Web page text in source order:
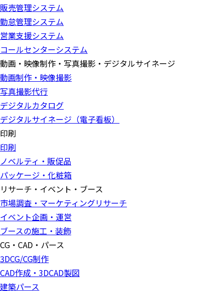
販売管理システム
勤怠管理システム
営業支援システム
コールセンターシステム
動画・映像制作・写真撮影・デジタルサイネージ
動画制作・映像撮影
写真撮影代行
デジタルカタログ
デジタルサイネージ（電子看板）
印刷
印刷
ノベルティ・販促品
パッケージ・化粧箱
リサーチ・イベント・ブース
市場調査・マーケティングリサーチ
イベント企画・運営
ブースの施工・装飾
CG・CAD・パース
3DCG/CG制作
CAD作成・3DCAD製図
建築パース